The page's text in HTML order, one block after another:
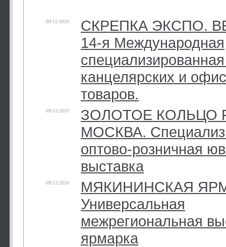
09/12/2010
СКРЕПКА ЭКСПО.
14-я Международная
канцелярских и
товаров.
09/12/2010
ЗОЛОТОЕ КОЛЬЦО
МОСКВА.
оптово-розничная
выставка
09/12/2010
МЯКИНИНСКАЯ
Универсальная
межрегиональная
ярмарка